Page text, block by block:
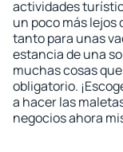
actividades
un poco más
tanto para unas
estancia de una
muchas cosas
obligatorio.
a hacer las
negocios ahora